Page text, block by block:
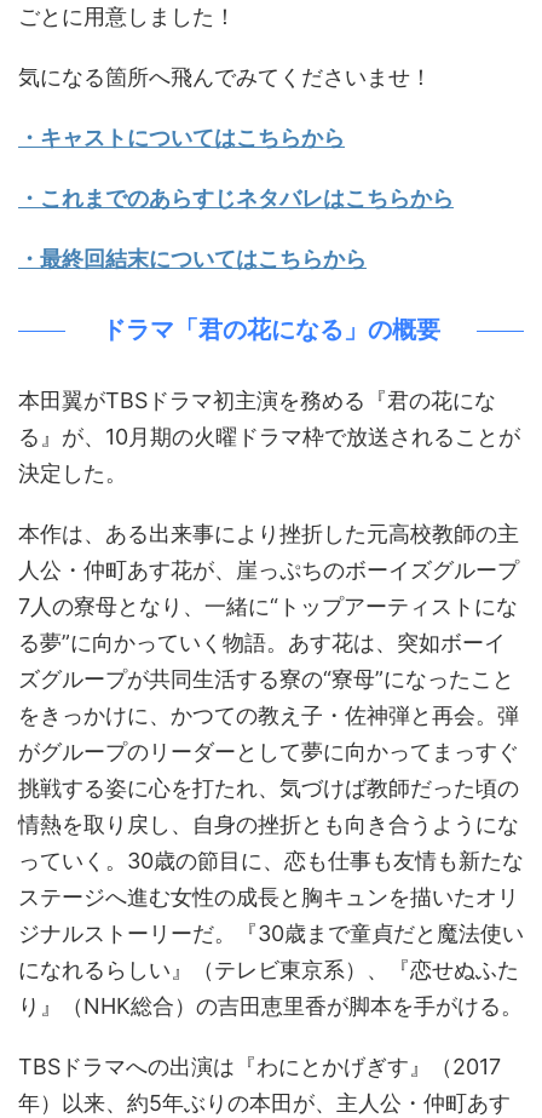
ごとに用意しました！
気になる箇所へ飛んでみてくださいませ！
・キャストについてはこちらから
・これまでのあらすじネタバレはこちらから
・最終回結末についてはこちらから
ドラマ「君の花になる」の概要
本田翼がTBSドラマ初主演を務める『君の花にな
る』が、10月期の火曜ドラマ枠で放送されることが
決定した。
本作は、ある出来事により挫折した元高校教師の主
人公・仲町あす花が、崖っぷちのボーイズグループ
7人の寮母となり、一緒に“トップアーティストにな
る夢”に向かっていく物語。あす花は、突如ボーイ
ズグループが共同生活する寮の“寮母”になったこと
をきっかけに、かつての教え子・佐神弾と再会。弾
がグループのリーダーとして夢に向かってまっすぐ
挑戦する姿に心を打たれ、気づけば教師だった頃の
情熱を取り戻し、自身の挫折とも向き合うようにな
っていく。30歳の節目に、恋も仕事も友情も新たな
ステージへ進む女性の成長と胸キュンを描いたオリ
ジナルストーリーだ。『30歳まで童貞だと魔法使い
になれるらしい』（テレビ東京系）、『恋せぬふた
り』（NHK総合）の吉田恵里香が脚本を手がける。
TBSドラマへの出演は『わにとかげぎす』（2017
年）以来、約5年ぶりの本田が、主人公・仲町あす